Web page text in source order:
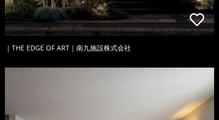
｜THE EDGE OF ART｜南九施設株式会社